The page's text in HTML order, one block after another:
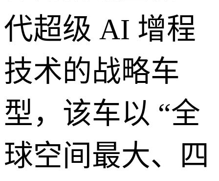
代超级 AI 增程
技术的战略车
型，该车以 “全
球空间最大、四